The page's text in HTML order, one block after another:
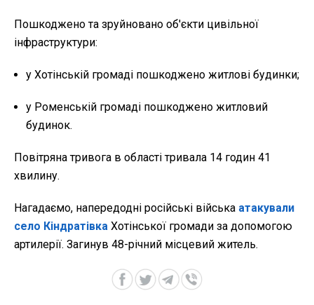
Пошкоджено та зруйновано об'єкти цивільної
інфраструктури:
у Хотінській громаді пошкоджено житлові будинки;
у Роменській громаді пошкоджено житловий
будинок.
Повітряна тривога в області тривала 14 годин 41
хвилину.
Нагадаємо, напередодні російські війська атакували
село Кіндратівка Хотінської громади за допомогою
артилерії. Загинув 48-річний місцевий житель.